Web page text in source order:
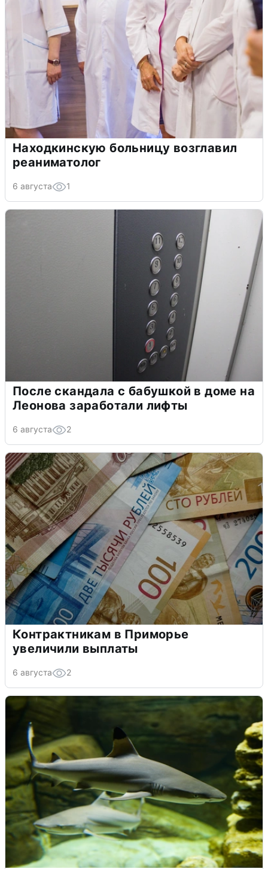
Находкинскую больницу возглавил
реаниматолог
6 августа 1
После скандала с бабушкой в доме на
Леонова заработали лифты
6 августа 2
Контрактникам в Приморье
увеличили выплаты
6 августа 2